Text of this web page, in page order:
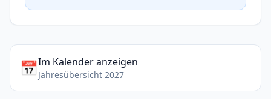
📅Im Kalender anzeigen
Jahresübersicht 2027